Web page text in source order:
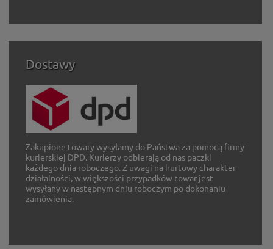
Dostawy
Zakupione towary wysyłamy do Państwa za pomocą firmy
kurierskiej DPD. Kurierzy odbierają od nas paczki
każdego dnia roboczego. Z uwagi na hurtowy charakter
działalności, w większości przypadków towar jest
wysyłany w następnym dniu roboczym po dokonaniu
zamówienia.